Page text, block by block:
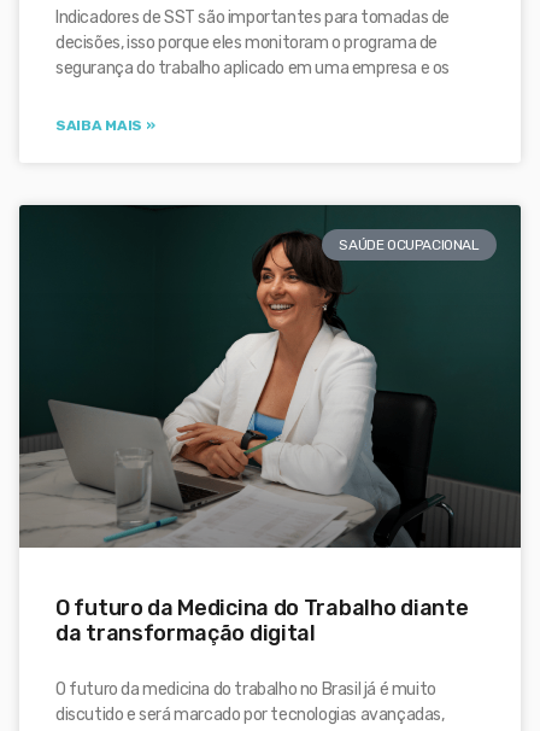
Indicadores de SST são importantes para tomadas de
decisões, isso porque eles monitoram o programa de
segurança do trabalho aplicado em uma empresa e os
SAIBA MAIS »
SAÚDE OCUPACIONAL
O futuro da Medicina do Trabalho diante
da transformação digital
O futuro da medicina do trabalho no Brasil já é muito
discutido e será marcado por tecnologias avançadas,